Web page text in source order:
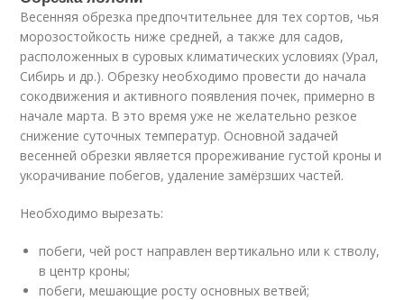
Весенняя обрезка предпочтительнее для тех сортов, чья
морозостойкость ниже средней, а также для садов,
расположенных в суровых климатических условиях (Урал,
Сибирь и др.). Обрезку необходимо провести до начала
сокодвижения и активного появления почек, примерно в
начале марта. В это время уже не желательно резкое
снижение суточных температур. Основной задачей
весенней обрезки является прореживание густой кроны и
укорачивание побегов, удаление замёрзших частей.
Необходимо вырезать:
побеги, чей рост направлен вертикально или к стволу,
в центр кроны;
побеги, мешающие росту основных ветвей;